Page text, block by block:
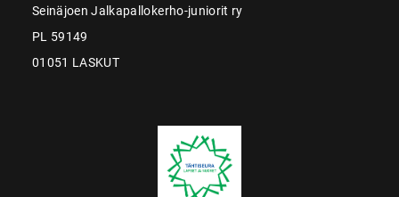
Seinäjoen Jalkapallokerho-juniorit ry
PL 59149
01051 LASKUT